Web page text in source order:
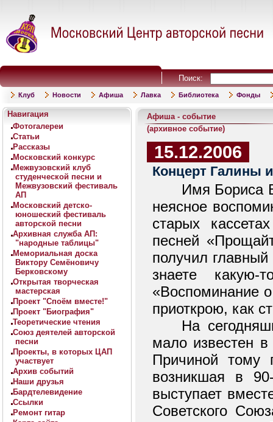
Поиск:
Клуб Новости Афиша Лавка Библиотека Фонды
Навигация
Фотогалереи
Статьи
Рассказы
Московский конкурс
Межвузовский клуб
студенческой песни и
Межвузовский фестиваль
АП
Московский детско-
юношеский фестиваль
авторской песни
Архивная служба АП:
"народные таблицы"
Мемориальная доска
Виктору Семёновичу
Берковскому
Открытая творческая
мастерская
Проект "Споём вместе!"
Проект "Биография"
Теоретические чтения
Союз деятелей авторской
песни
Проекты, в которых ЦАП
участвует
Архив событий
Наши друзья
Бардтелевидение
Ссылки
Ремонт гитар
Афиша - событие
(архивное событие)
15.12.2006
Концерт Галины
Имя Бориса
неясное
старых
песней
получил
знаете
«Воспоминание
приоткрою, как
На
мало известен в
Причиной тому
возникшая в
выступает
Советского